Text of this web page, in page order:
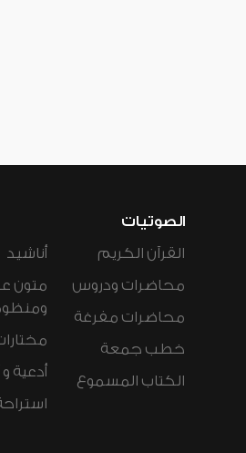
الصوتيات
القرآن الكريم
محاضرات ودروس
محاضرات مفرغة
خطب جمعة
الكتاب المسموع
أناشيد
متون
أدعية و